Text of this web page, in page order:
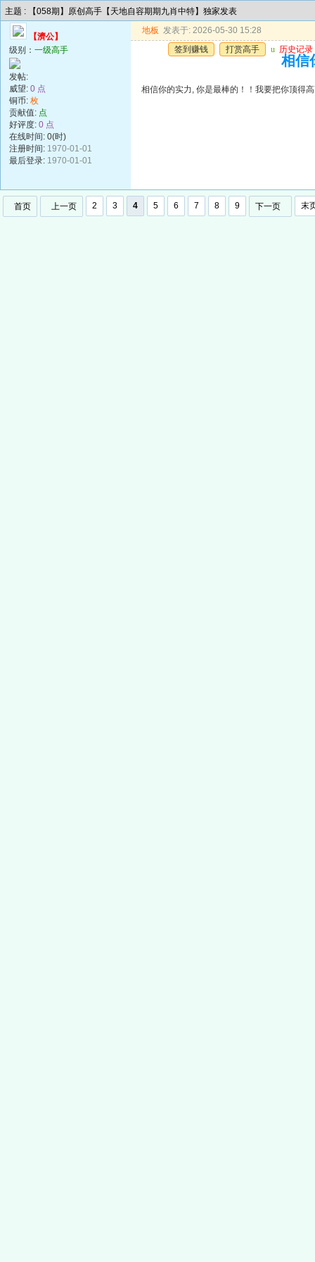
主题 : 【058期】原创高手【天地自容期期九肖中特】独家发表
【濟公】
级别： 一级高手
发帖:
威望: 0 点
铜币: 枚
贡献值: 点
好评度: 0 点
在线时间: 0(时)
注册时间: 1970-01-01
最后登录: 1970-01-01
地板 发表于: 2026-05-30 15:28
签到赚钱
打赏高手 u 历史记录
相信
相信你的实力, 你是最棒的！！我要把你顶得
首页 上一页 2 3 4 5 6 7 8 9 下一页 末